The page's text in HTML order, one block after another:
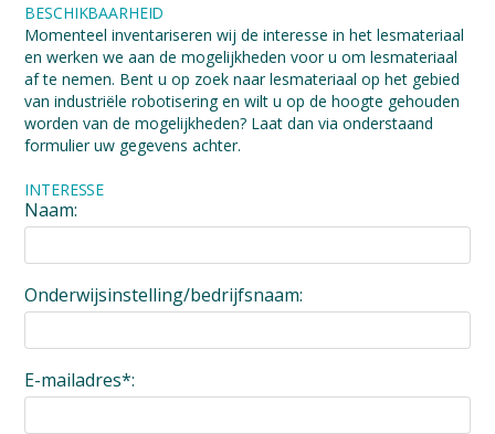
BESCHIKBAARHEID
Momenteel inventariseren wij de interesse in het lesmateriaal
en werken we aan de mogelijkheden voor u om lesmateriaal
af te nemen. Bent u op zoek naar lesmateriaal op het gebied
van industriële robotisering en wilt u op de hoogte gehouden
worden van de mogelijkheden? Laat dan via onderstaand
formulier uw gegevens achter.
INTERESSE
Naam:
Onderwijsinstelling/bedrijfsnaam:
E-mailadres*: